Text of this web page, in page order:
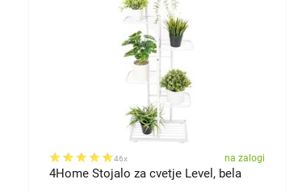
46x na zalogi
4Home Stojalo za cvetje Level, bela